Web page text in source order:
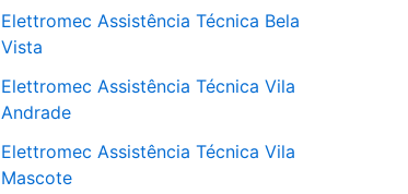
Elettromec Assistência Técnica Bela
Vista
Elettromec Assistência Técnica Vila
Andrade
Elettromec Assistência Técnica Vila
Mascote